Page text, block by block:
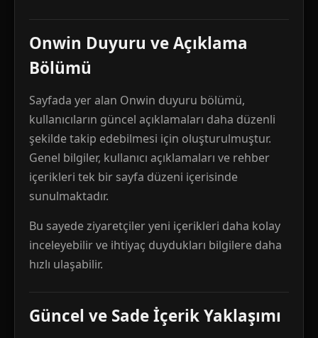
Onwin Duyuru ve Açıklama
Bölümü
Sayfada yer alan Onwin duyuru bölümü,
kullanıcıların güncel açıklamaları daha düzenli
şekilde takip edebilmesi için oluşturulmuştur.
Genel bilgiler, kullanıcı açıklamaları ve rehber
içerikleri tek bir sayfa düzeni içerisinde
sunulmaktadır.
Bu sayede ziyaretçiler yeni içerikleri daha kolay
inceleyebilir ve ihtiyaç duydukları bilgilere daha
hızlı ulaşabilir.
Güncel ve Sade İçerik Yaklaşımı